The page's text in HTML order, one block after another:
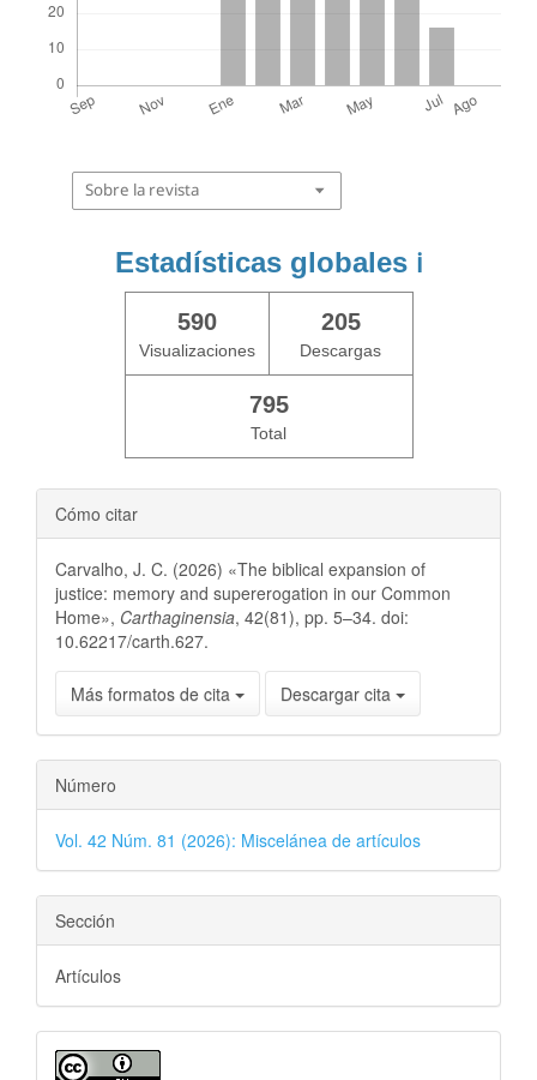
Sobre la revista
Estadísticas globales ℹ️
590
Visualizaciones
205
Descargas
795
Total
Cómo citar
Carvalho, J. C. (2026) «The biblical expansion of
justice: memory and supererogation in our Common
Home», Carthaginensia, 42(81), pp. 5–34. doi:
10.62217/carth.627.
Más formatos de cita Descargar cita
Número
Vol. 42 Núm. 81 (2026): Miscelánea de artículos
Sección
Artículos